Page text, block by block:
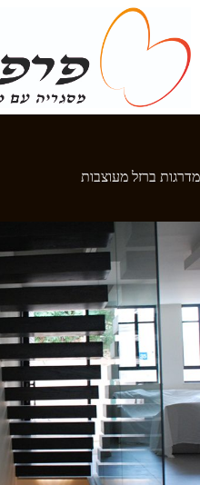
content
מדרגות ברזל מעוצבות